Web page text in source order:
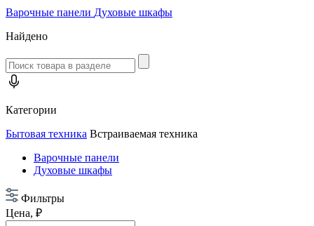
Варочные панели Духовые шкафы
Найдено
Категории
Бытовая техника Встраиваемая техника
Варочные панели
Духовые шкафы
Фильтры
Цена, ₽